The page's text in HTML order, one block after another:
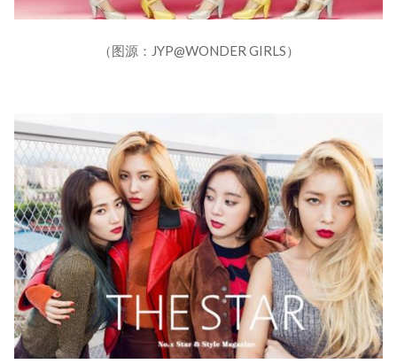
（图源：JYP@WONDER GIRLS）